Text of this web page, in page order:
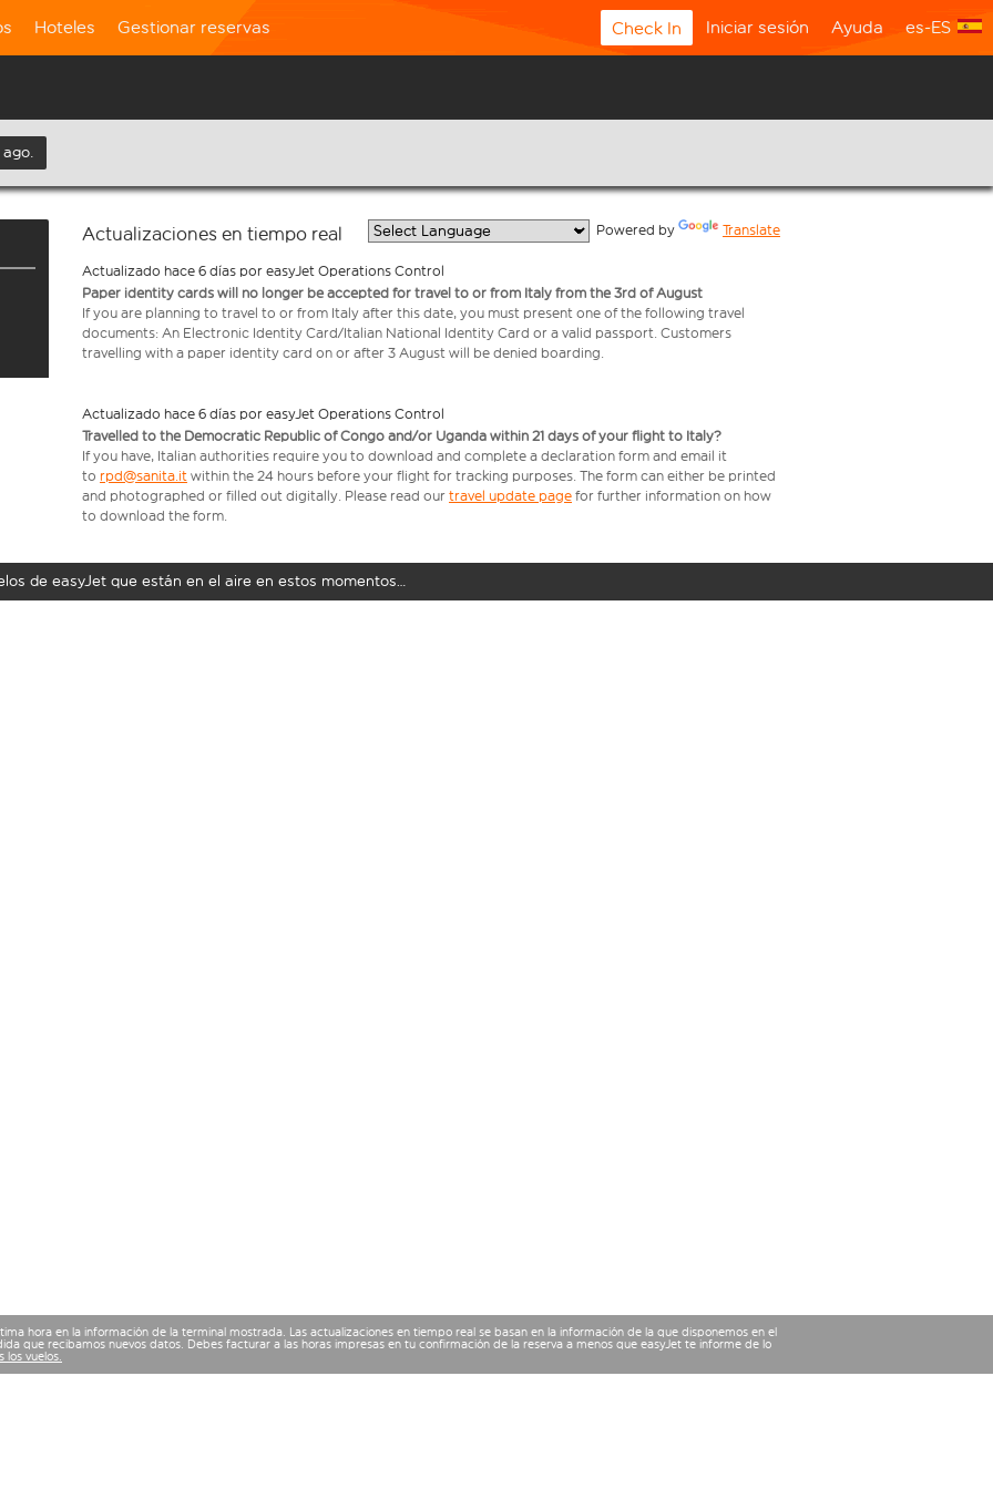
Hoteles Gestionar reservas Check In Iniciar sesión Ayuda es-ES
ago.
Actualizaciones en tiempo real Powered by Translate
Actualizado hace 6 días por easyJet Operations Control
Paper identity cards will no longer be accepted for travel to or from Italy from the 3rd of August
If you are planning to travel to or from Italy after this date, you must present one of the following travel
documents: An Electronic Identity Card/Italian National Identity Card or a valid passport. Customers
travelling with a paper identity card on or after 3 August will be denied boarding.
Actualizado hace 6 días por easyJet Operations Control
Travelled to the Democratic Republic of Congo and/or Uganda within 21 days of your flight to Italy?
If you have, Italian authorities require you to download and complete a declaration form and email it
to rpd@sanita.it within the 24 hours before your flight for tracking purposes. The form can either be printed
and photographed or filled out digitally. Please read our travel update page for further information on how
to download the form.
de easyJet que están en el aire en estos momentos…
hora en la información de la terminal mostrada. Las actualizaciones en tiempo real se basan en la información de la que disponemos en el
que recibamos nuevos datos. Debes facturar a las horas impresas en tu confirmación de la reserva a menos que easyJet te informe de lo
los vuelos.